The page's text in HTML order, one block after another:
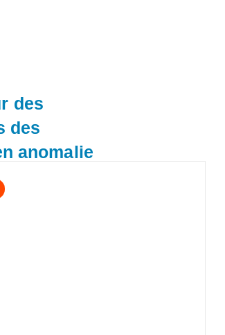
des
des
anomalie